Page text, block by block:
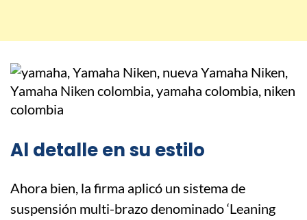
Al detalle en su estilo
Ahora bien, la firma aplicó un sistema de
suspensión multi-brazo denominado ‘Leaning